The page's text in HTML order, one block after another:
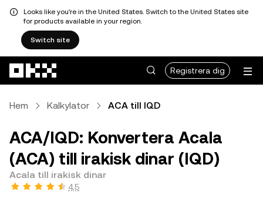
Looks like you're in the United States. Switch to the United States site
for products available in your region.
Switch site
Registrera dig
Hem Kalkylator ACA till IQD
ACA/IQD: Konvertera Acala
(ACA) till irakisk dinar (IQD)
Acala till irakisk dinar
4,5